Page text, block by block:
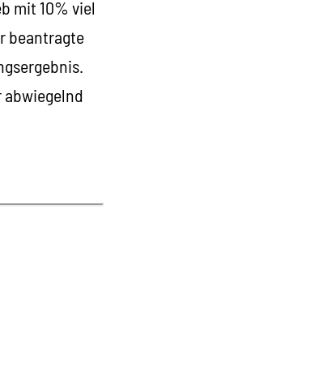
mit 10% viel
beantragte
abwiegelnd